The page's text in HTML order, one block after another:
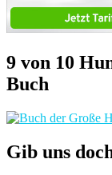
9 von 10
Buch
Gib uns